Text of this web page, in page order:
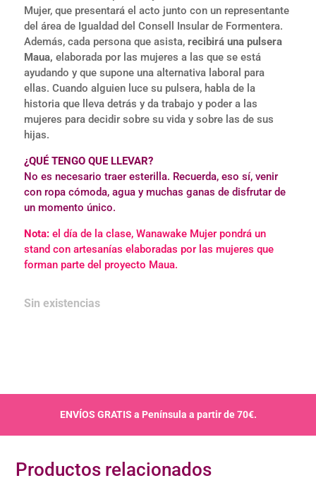
Mujer, que presentará el acto junto con un representante
del área de Igualdad del Consell Insular de Formentera.
Además, cada persona que asista, recibirá una pulsera
Maua, elaborada por las mujeres a las que se está
ayudando y que supone una alternativa laboral para
ellas. Cuando alguien luce su pulsera, habla de la
historia que lleva detrás y da trabajo y poder a las
mujeres para decidir sobre su vida y sobre las de sus
hijas.
¿QUÉ TENGO QUE LLEVAR?
No es necesario traer esterilla. Recuerda, eso sí, venir
con ropa cómoda, agua y muchas ganas de disfrutar de
un momento único.
Nota:el día de la clase, Wanawake Mujer pondrá un
stand con artesanías elaboradas por las mujeres que
forman parte del proyecto Maua.
Sin existencias
ENVÍOS GRATIS a Península a partir de 70€.
Productos relacionados